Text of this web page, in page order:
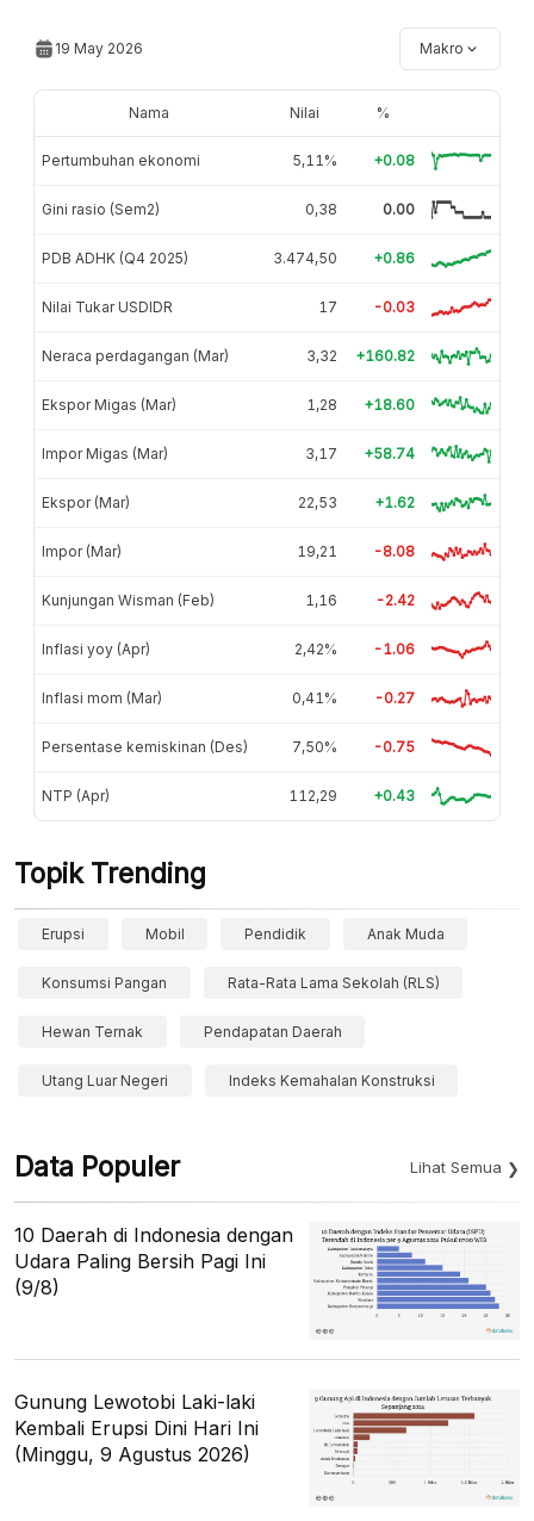
19 May 2026 Makro
Nama Nilai %
Pertumbuhan ekonomi 5,11% +0.08
Gini rasio (Sem2) 0,38 0.00
PDB ADHK (Q4 2025) 3.474,50 +0.86
Nilai Tukar USDIDR 17 -0.03
Neraca perdagangan (Mar) 3,32 +160.82
Ekspor Migas (Mar) 1,28 +18.60
Impor Migas (Mar) 3,17 +58.74
Ekspor (Mar) 22,53 +1.62
Impor (Mar) 19,21 -8.08
Kunjungan Wisman (Feb) 1,16 -2.42
Inflasi yoy (Apr) 2,42% -1.06
Inflasi mom (Mar) 0,41% -0.27
Persentase kemiskinan (Des) 7,50% -0.75
NTP (Apr) 112,29 +0.43
Topik Trending
Erupsi Mobil Pendidik Anak Muda
Konsumsi Pangan Rata-Rata Lama Sekolah (RLS)
Hewan Ternak Pendapatan Daerah
Utang Luar Negeri Indeks Kemahalan Konstruksi
Data Populer Lihat Semua
10 Daerah di Indonesia dengan
Udara Paling Bersih Pagi Ini
(9/8)
Gunung Lewotobi Laki-laki
Kembali Erupsi Dini Hari Ini
(Minggu, 9 Agustus 2026)